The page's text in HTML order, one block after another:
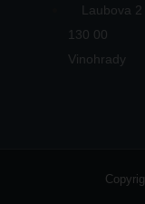
Laubova 2
130 00
Vinohrady